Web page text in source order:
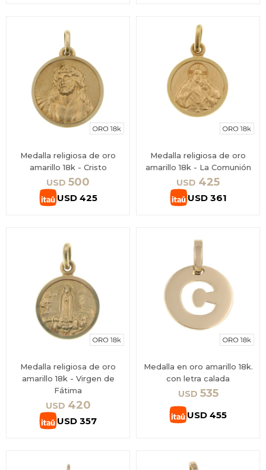
Medalla religiosa de oro
amarillo 18k - Cristo
USD 500
USD 425
Medalla religiosa de oro
amarillo 18k - La Comunión
USD 425
USD 361
Medalla religiosa de oro
amarillo 18k - Virgen de
Fátima
USD 420
USD 357
Medalla en oro amarillo 18k.
con letra calada
USD 535
USD 455